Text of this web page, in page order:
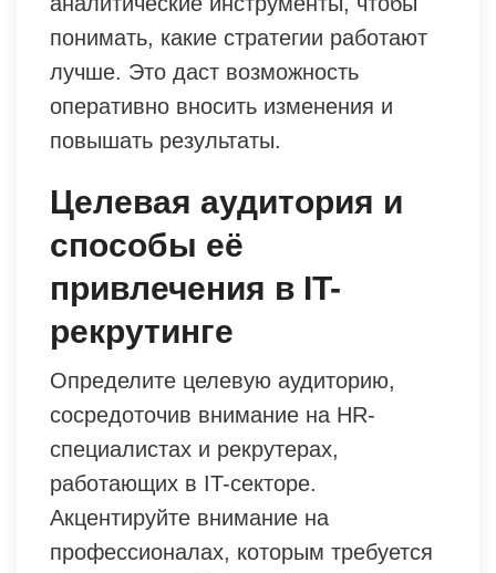
понимать, какие стратегии работают
лучше. Это даст возможность
оперативно вносить изменения и
повышать результаты.
Целевая аудитория и
способы её
привлечения в IT-
рекрутинге
Определите целевую аудиторию,
сосредоточив внимание на HR-
специалистах и рекрутерах,
работающих в IT-секторе.
Акцентируйте внимание на
профессионалах, которым требуется